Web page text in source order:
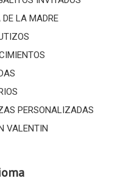
DE LA MADRE
PERSONALIZADAS
VALENTIN